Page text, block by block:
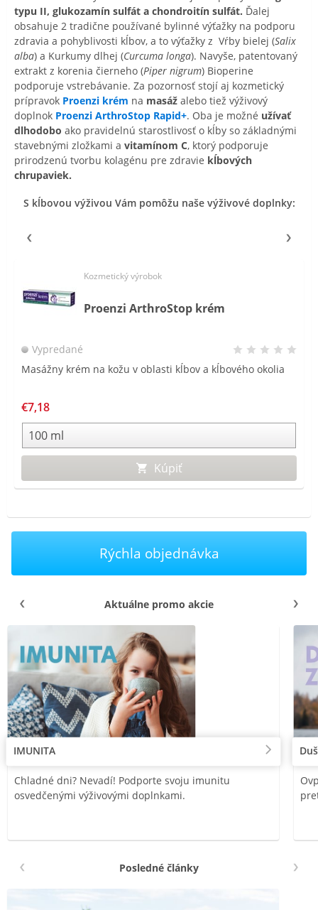
typu II, glukozamín sulfát a chondroitín sulfát. Ďalej
obsahuje 2 tradične používané bylinné výťažky na podporu
zdravia a pohyblivosti kĺbov, a to výťažky z Vŕby bielej (Salix
alba) a Kurkumy dlhej (Curcuma longa). Navyše, patentovaný
extrakt z korenia čierneho (Piper nigrum) Bioperine
podporuje vstrebávanie. Za pozornosť stojí aj kozmetický
prípravok Proenzi krém na masáž alebo tiež výživový
doplnok Proenzi ArthroStop Rapid+. Oba je možné užívať
dlhodobo ako pravidelnú starostlivosť o kĺby so základnými
stavebnými zložkami a vitamínom C, ktorý podporuje
prirodzenú tvorbu kolagénu pre zdravie kĺbových
chrupaviek.
S kĺbovou výživou Vám pomôžu naše výživové doplnky:
Kozmetický výrobok
Proenzi ArthroStop krém
Vypredané
Masážny krém na kožu v oblasti kĺbov a kĺbového okolia
€7,18
Kúpiť
Rýchla objednávka
Aktuálne promo akcie
IMUNITA
Chladné dni? Nevadí! Podporte svoju imunitu
osvedčenými výživovými doplnkami.
Posledné články